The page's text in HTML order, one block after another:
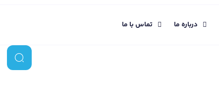
درباره ما تماس با ما